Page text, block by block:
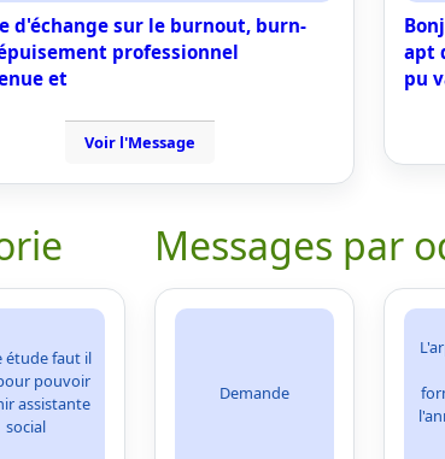
d'échange sur le burnout, burn-
professionnel
et
Voir l'Message
apt
pu
étude faut il
pouvoir
assistante
social
Messages par
Demande